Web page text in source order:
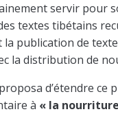
servir pour
textes tibétains
publication de
la distribution de
d’étendre ce
à « la